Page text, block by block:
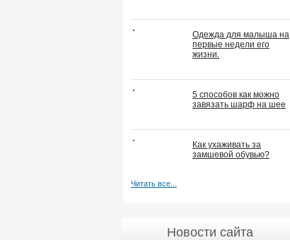
Одежда для малыша на
первые недели его
жизни.
5 способов как можно
завязать шарф на шее
Как ухаживать за
замшевой обувью?
Читать все...
Новости сайта